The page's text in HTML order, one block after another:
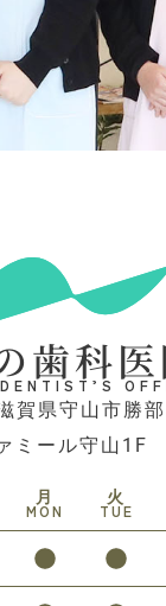
歯科
賀県守山市勝
ミール守山1F
月
MON
火
TUE